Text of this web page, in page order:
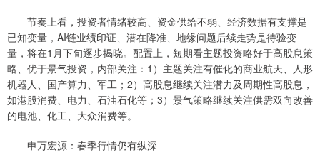
节奏上看，投资者情绪较高、资金供给不弱、经济数据有支撑是
已知变量，AI链业绩印证、潜在降准、地缘问题后续走势是待验变
量，将在1月下旬逐步揭晓。配置上，短期看主题投资略好于高股息策
略、优于景气投资，内部关注：1）主题关注有催化的商业航天、人形
机器人、国产算力、军工；2）高股息继续关注潜力及周期性高股息，
如港股消费、电力、石油石化等；3）景气策略继续关注供需双向改善
的电池、化工、大众消费等。
申万宏源：春季行情仍有纵深